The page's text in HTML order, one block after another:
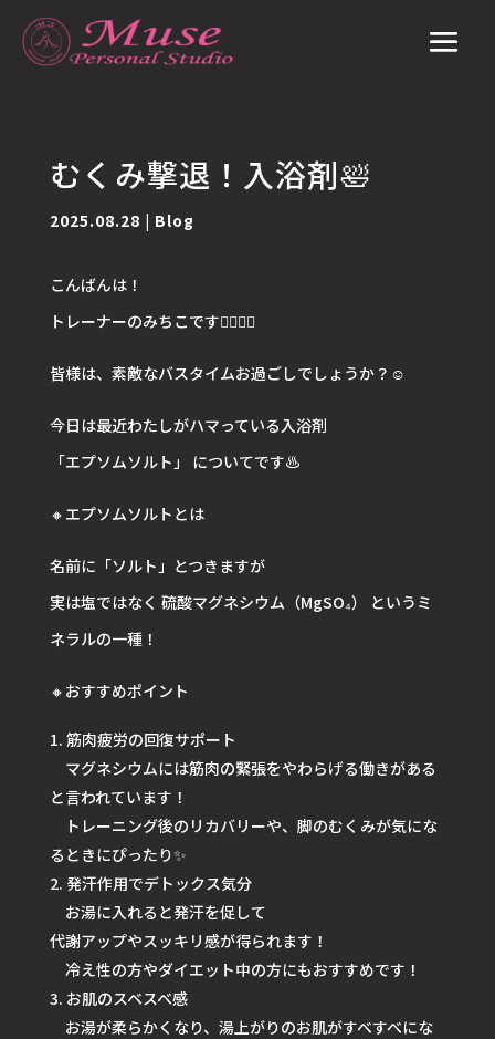
むくみ撃退！入浴剤🛀
2025.08.28 | Blog
こんばんは！
トレーナーのみちこです🙋🏽‍♀️✨
皆様は、素敵なバスタイムお過ごしでしょうか？☺️
今日は最近わたしがハマっている入浴剤
「エプソムソルト」 についてです♨️
🔸エプソムソルトとは
名前に「ソルト」とつきますが
実は塩ではなく 硫酸マグネシウム（MgSO₄） というミ
ネラルの一種！
🔸おすすめポイント
筋肉疲労の回復サポート
マグネシウムには筋肉の緊張をやわらげる働きがある
と言われています！
トレーニング後のリカバリーや、脚のむくみが気にな
るときにぴったり✨
発汗作用でデトックス気分
お湯に入れると発汗を促して
代謝アップやスッキリ感が得られます！
冷え性の方やダイエット中の方にもおすすめです！
お肌のスベスベ感
お湯が柔らかくなり、湯上がりのお肌がすべすべにな